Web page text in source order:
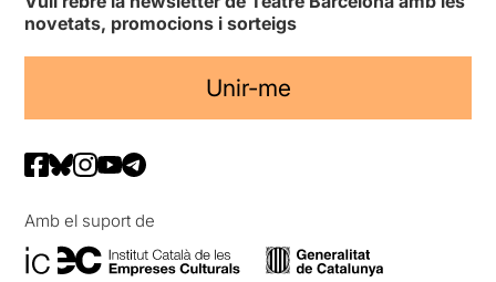
novetats, promocions i sorteigs
Unir-me
Amb el suport de